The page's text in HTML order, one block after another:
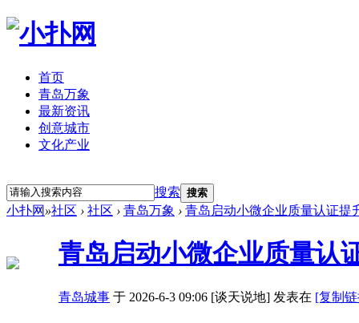
首页
青岛万象
最新资讯
创意城市
文化产业
搜索 搜索
小扑网 »社区 › 社区 › 青岛万象 › 青岛启动小微企业质量认证提
青岛启动小微企业质量认
青岛城事 于 2026-6-3 09:06 [谈天说地] 发表在 [复制